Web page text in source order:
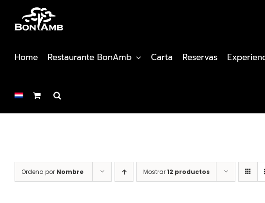
contenido
Home Restaurante BonAmb Carta Reservas
Ordena por Nombre Mostrar12 productos